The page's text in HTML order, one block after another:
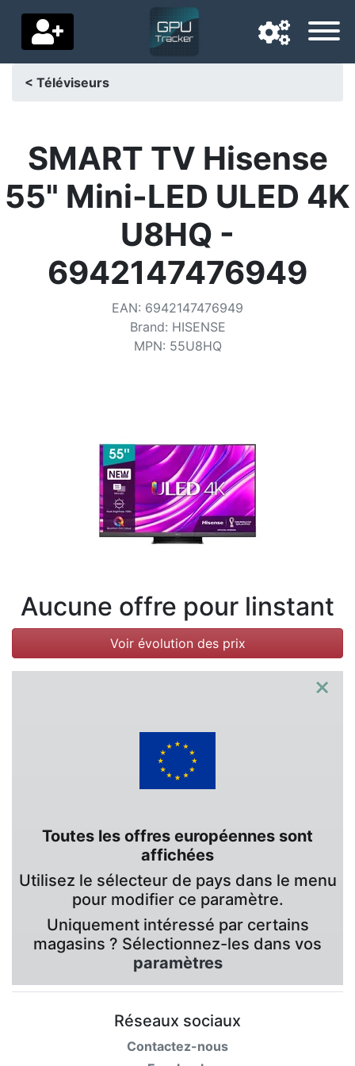
Pays de livraison
Accueil
Soutenez-nous
< Téléviseurs
SMART TV Hisense
55" Mini-LED ULED 4K
U8HQ -
6942147476949
EAN: 6942147476949
Brand: HISENSE
MPN: 55U8HQ
Aucune offre pour linstant
Voir évolution des prix
×
Toutes les offres européennes sont
affichées
Utilisez le sélecteur de pays dans le menu
pour modifier ce paramètre.
Uniquement intéressé par certains
magasins ? Sélectionnez-les dans vos
paramètres
Réseaux sociaux
Contactez-nous